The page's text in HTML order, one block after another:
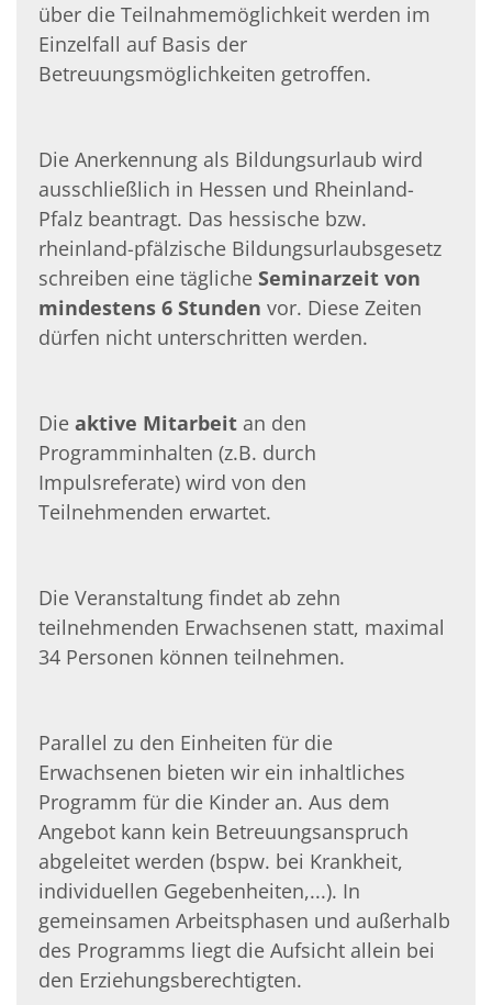
über die Teil­nahmemöglichkeit werden im
Einzelfall auf Basis der
Betreuungsmöglichkeiten ge­troffen.
Die Anerkennung als Bildungsurlaub wird
ausschließlich in Hessen und Rheinland-
Pfalz beantragt. Das hessische bzw.
rheinland-pfälzische Bildungsurlaubsgesetz
schreiben eine tägliche Seminarzeit von
mindestens 6 Stunden vor. Diese Zeiten
dürfen nicht unterschritten werden.
Die aktive Mitarbeit an den
Programminhalten (z.B. durch
Impulsreferate) wird von den
Teilnehmenden erwartet.
Die Veranstaltung findet ab zehn
teilnehmenden Erwachsenen statt, maximal
34 Per­sonen können teilnehmen.
Parallel zu den Einheiten für die
Erwachsenen bieten wir ein inhaltliches
Programm für die Kinder an. Aus dem
Angebot kann kein Betreuungsanspruch
abgeleitet werden (bspw. bei Krankheit,
individuellen Gegebenheiten,...). In
gemeinsamen Arbeits­phasen und außerhalb
des Programms liegt die Aufsicht allein bei
den Erziehungs­berechtigten.